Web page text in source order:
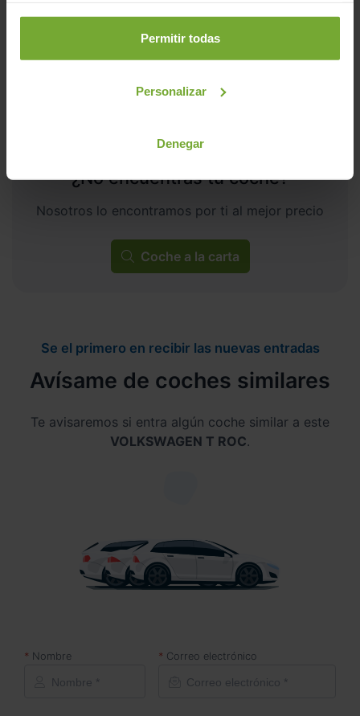
Permitir todas
Personalizar
Denegar
¿No encuentras tu coche?
Nosotros lo encontramos por ti al mejor precio
Coche a la carta
Se el primero en recibir las nuevas entradas
Avísame de coches similares
Te avisaremos si entra algún coche similar a este
VOLKSWAGEN T ROC.
Nombre Correo electrónico